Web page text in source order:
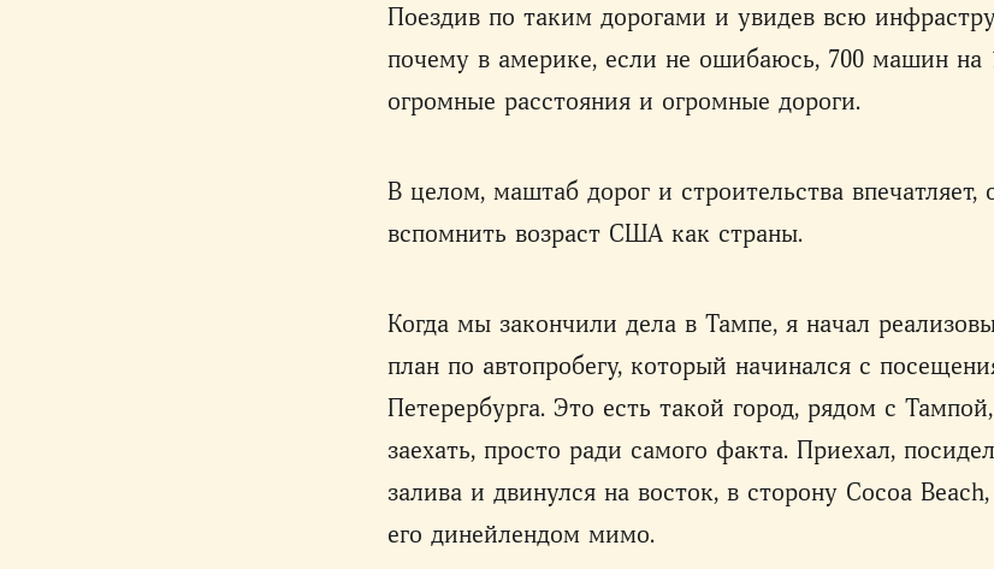
Поездив по таким дорогами и увидев всю
почему в америке, если не ошибаюсь, 700 машин на
огромные расстояния и огромные дороги.
В целом, маштаб дорог и строительства впечатляет,
вспомнить возраст США как страны.
Когда мы закончили дела в Тампе, я начал
план по автопробегу, который начинался с
Петерербурга. Это есть такой город, рядом с
заехать, просто ради самого факта. Приехал,
залива и двинулся на восток, в сторону Cocoa
его динейлендом мимо.